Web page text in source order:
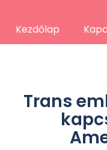
Kezdőlap
Trans